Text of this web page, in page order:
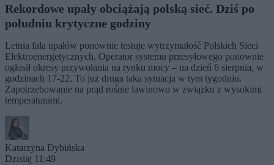
Rekordowe upały obciążają polską sieć. Dziś po
południu krytyczne godziny
Letnia fala upałów ponownie testuje wytrzymałość Polskich Sieci
Elektroenergetycznych. Operator systemu przesyłowego ponownie
ogłosił okresy przywołania na rynku mocy – na dzień 6 sierpnia, w
godzinach 17-22. To już druga taka sytuacja w tym tygodniu.
Zapotrzebowanie na prąd rośnie lawinowo w związku z wysokimi
temperaturami.
Katarzyna Dybińska
Dzisiaj 11:49